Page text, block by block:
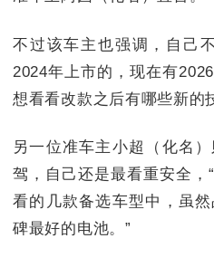
不过该车主也强调，自己
2024年上市的，现在有
想看看改款之后有哪些新的
另一位准车主小超（化名
驾，自己还是最看重安全，
看的几款备选车型中，虽
碑最好的电池。”